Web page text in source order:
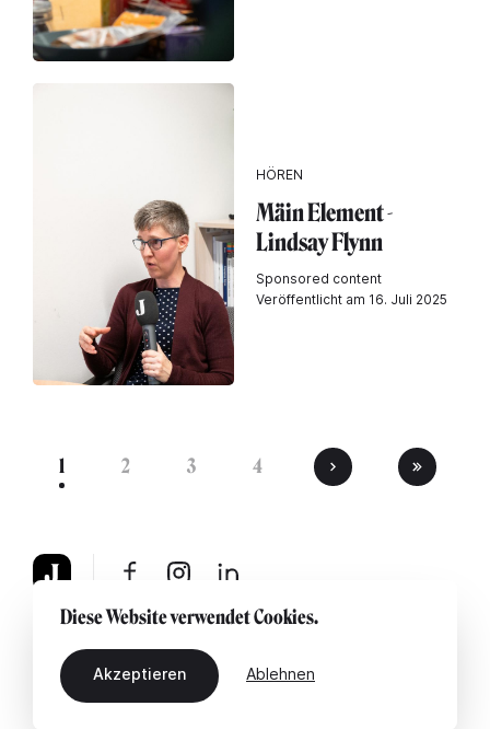
HÖREN
Mäin Element -
Lindsay Flynn
Sponsored content
Veröffentlicht am 16. Juli 2025
1 2 3 4
Über uns Rechtshinweis Kontaktiere uns
Diese Website verwendet Cookies.
Akzeptieren Ablehnen